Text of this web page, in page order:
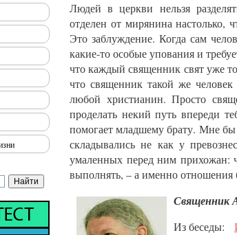
Людей в церкви нельзя
отделен от мирянина настолько,
Это заблуждение. Когда сам
какие-то особые упования и
что каждый священник свят уже
что священник такой же
любой христианин. Просто
проделать некий путь впереди
помогает младшему брату. Мне
складывались не как у
умаленных перед ним прихожан:
выполнять, – а именно отношения
Священник
Из беседы: